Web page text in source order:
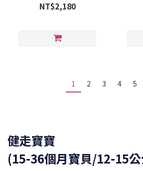
列/RT)
NT$2,180
1 2 3 4 5
健走寶寶
(15-36個月寶貝/12-15